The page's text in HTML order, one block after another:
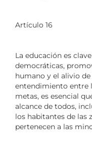
Artículo 16
La educación es
democráticas,
humano y el alivio
entendimiento entre
metas, es esencial
alcance de todos,
los habitantes de las
pertenecen a las